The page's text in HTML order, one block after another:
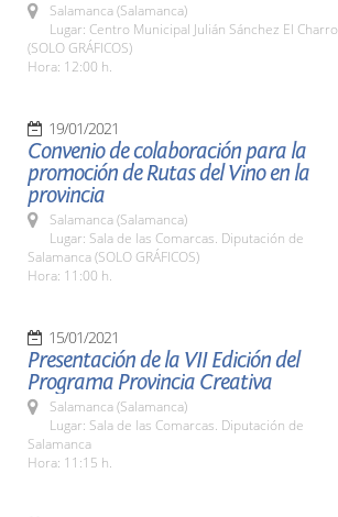
Salamanca (Salamanca)
Lugar: Centro Municipal Julián Sánchez El Charro
(SOLO GRÁFICOS)
Hora: 12:00 h.
19/01/2021
Convenio de colaboración para la
promoción de Rutas del Vino en la
provincia
Salamanca (Salamanca)
Lugar: Sala de las Comarcas. Diputación de
Salamanca (SOLO GRÁFICOS)
Hora: 11:00 h.
15/01/2021
Presentación de la VII Edición del
Programa Provincia Creativa
Salamanca (Salamanca)
Lugar: Sala de las Comarcas. Diputación de
Salamanca
Hora: 11:15 h.